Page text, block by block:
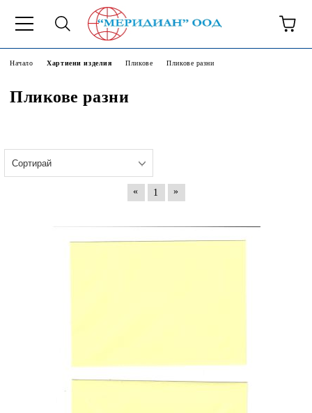
Начало Хартиени изделия Пликове Пликове разни
Пликове разни
« 1 »